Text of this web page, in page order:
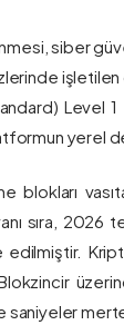
siber
işletilen
Level 1
yerel
blokları
sıra,